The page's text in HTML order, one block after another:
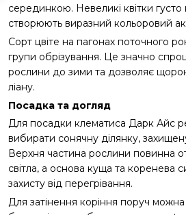
серединкою. Невеликі квітки
створюють виразний кольоровий
Сорт цвіте на пагонах поточного
групи обрізування. Це значно
рослини до зими та дозволяє
ліану.
Посадка та догляд
Для посадки клематиса Дарк Айс
вибирати сонячну ділянку,
Верхня частина рослини повинна
світла, а основа куща та коренева
захисту від перегрівання.
Для затінення коріння поруч